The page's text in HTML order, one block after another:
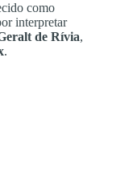
como
interpretar
de Rívia,
.